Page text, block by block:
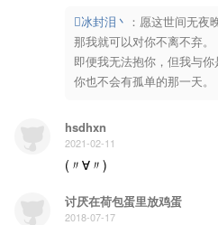
【猪】天真最痛快 一眼人心知好坏
此间食有尽 彼岸盼花开
【狗】窗前谁徘徊 少年痴痴待她猜
去与留 恩与仇 月明影孤却悲哀
【鼠】【牛】乾坤易挪腾 大智若愚落慧根
【猴】【鸡】美或丑 舍或放 对镜自照是谁身
【猪】【狗】美味惊舌唇 飞血掠疾刃
【综述】魂殿十二门 前尘旧事何处闻
战或休 愤或认 从来英雄有后人
冰封泪丶 ： 愿这世间无夜
那我就可以对你不离不弃。
即便我无法抱你，但我与你
你也不会有孤单的那一天。
hsdhxn
2021-02-11
(〃∀〃)
讨厌在荷包蛋里放鸡蛋
2018-07-17